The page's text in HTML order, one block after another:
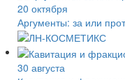
20 октября
Аргументы: за или
30 августа